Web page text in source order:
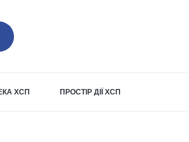
ХСП ПРОСТІР ДІЇ ХСП